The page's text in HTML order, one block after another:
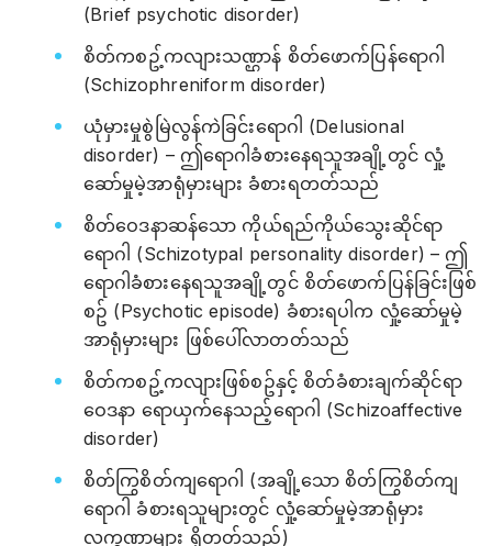
(Brief psychotic disorder)
စိတ်ကစဥ့်ကလျားသဏ္ဌာန် စိတ်ဖောက်ပြန်ရောဂါ
(Schizophreniform disorder)
ယုံမှားမှုစွဲမြဲလွန်ကဲခြင်းရောဂါ (Delusional
disorder) – ဤရောဂါခံစားနေရသူအချို့တွင် လှုံ့
ဆော်မှုမဲ့အာရုံမှားများ ခံစားရတတ်သည်
စိတ်ဝေဒနာဆန်သော ကိုယ်ရည်ကိုယ်သွေးဆိုင်ရာ
ရောဂါ (Schizotypal personality disorder) – ဤ
ရောဂါခံစားနေရသူအချို့တွင် စိတ်ဖောက်ပြန်ခြင်းဖြစ်
စဥ် (Psychotic episode) ခံစားရပါက လှုံ့ဆော်မှုမဲ့
အာရုံမှားများ ဖြစ်ပေါ်လာတတ်သည်
စိတ်ကစဥ့်ကလျားဖြစ်စဥ်နှင့် စိတ်ခံစားချက်ဆိုင်ရာ
ဝေဒနာ ရောယှက်နေသည့်ရောဂါ (Schizoaffective
disorder)
စိတ်ကြွစိတ်ကျရောဂါ (အချို့သော စိတ်ကြွစိတ်ကျ
ရောဂါ ခံစားရသူများတွင် လှုံ့ဆော်မှုမဲ့အာရုံမှား
လက္ခဏာများ ရှိတတ်သည်)